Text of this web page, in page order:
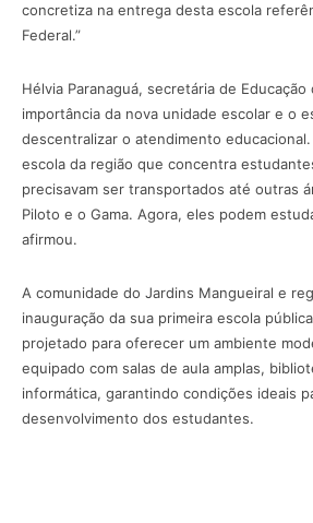
concretiza na entrega desta escola
Federal.”
Hélvia Paranaguá, secretária de Educação
importância da nova unidade escolar e o
descentralizar o atendimento educacional.
escola da região que concentra
precisavam ser transportados até outras
Piloto e o Gama. Agora, eles podem
afirmou.
A comunidade do Jardins Mangueiral e
inauguração da sua primeira escola
projetado para oferecer um ambiente
equipado com salas de aula amplas,
informática, garantindo condições ideais
desenvolvimento dos estudantes.